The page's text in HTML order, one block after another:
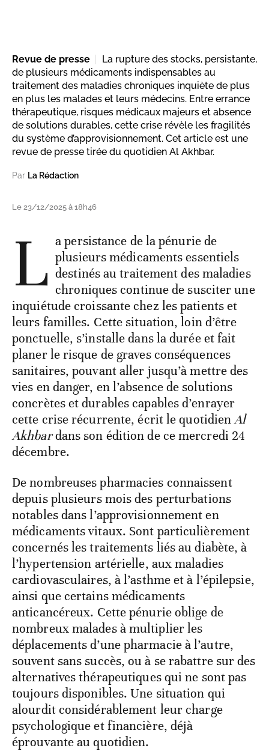
Revue de presse
La rupture des stocks, persistante,
de plusieurs médicaments indispensables au
traitement des maladies chroniques inquiète de plus
en plus les malades et leurs médecins. Entre errance
thérapeutique, risques médicaux majeurs et absence
de solutions durables, cette crise révèle les fragilités
du système d’approvisionnement. Cet article est une
revue de presse tirée du quotidien Al Akhbar.
Par La Rédaction
Le 23/12/2025 à 18h46
L a persistance de la pénurie de
plusieurs médicaments essentiels
destinés au traitement des maladies
chroniques continue de susciter une
inquiétude croissante chez les patients et
leurs familles. Cette situation, loin d’être
ponctuelle, s’installe dans la durée et fait
planer le risque de graves conséquences
sanitaires, pouvant aller jusqu’à mettre des
vies en danger, en l’absence de solutions
concrètes et durables capables d’enrayer
cette crise récurrente, écrit le quotidienAl
Akhbardans son édition de ce mercredi 24
décembre.
De nombreuses pharmacies connaissent
depuis plusieurs mois des perturbations
notables dans l’approvisionnement en
médicaments vitaux. Sont particulièrement
concernés les traitements liés au diabète, à
l’hypertension artérielle, aux maladies
cardiovasculaires, à l’asthme et à l’épilepsie,
ainsi que certains médicaments
anticancéreux. Cette pénurie oblige de
nombreux malades à multiplier les
déplacements d’une pharmacie à l’autre,
souvent sans succès, ou à se rabattre sur des
alternatives thérapeutiques qui ne sont pas
toujours disponibles. Une situation qui
alourdit considérablement leur charge
psychologique et financière, déjà
éprouvante au quotidien.